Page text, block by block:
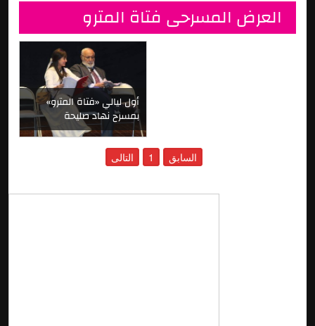
العرض المسرحى فتاة المترو
أول ليالي «فتاة المترو»
بمسرح نهاد صليحة
السابق 1 التالى